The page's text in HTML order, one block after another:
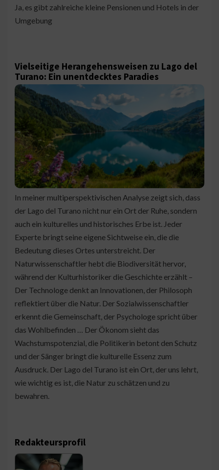
Ja, es gibt zahlreiche kleine Pensionen und Hotels in der
Umgebung
Vielseitige Herangehensweisen zu Lago del
Turano: Ein unentdecktes Paradies
In meiner multiperspektivischen Analyse zeigt sich, dass
der Lago del Turano nicht nur ein Ort der Ruhe, sondern
auch ein kulturelles und historisches Erbe ist. Jeder
Experte bringt seine eigene Sichtweise ein, die die
Bedeutung dieses Ortes unterstreicht. Der
Naturwissenschaftler hebt die Biodiversität hervor,
während der Kulturhistoriker die Geschichte erzählt –
Der Technologe denkt an Innovationen, der Philosoph
reflektiert über die Natur. Der Sozialwissenschaftler
erkennt die Gemeinschaft, der Psychologe spricht über
das Wohlbefinden … Der Ökonom sieht das
Wachstumspotenzial, die Politikerin betont den Schutz
und der Sänger bringt die kulturelle Essenz zum
Ausdruck. Der Lago del Turano ist ein Ort, der uns lehrt,
wie wichtig es ist, die Natur zu schätzen und zu
bewahren.
Redakteursprofil